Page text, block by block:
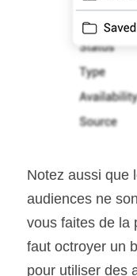
Notez aussi que
audiences ne
vous faites de la
faut octroyer un
pour utiliser des